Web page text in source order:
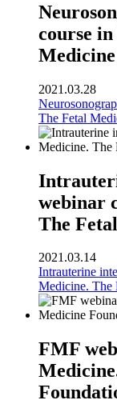
course
2021.03.28
The Fetal
webinar
The
2021.03.14
Intrauterine
Medicine. The
FMF